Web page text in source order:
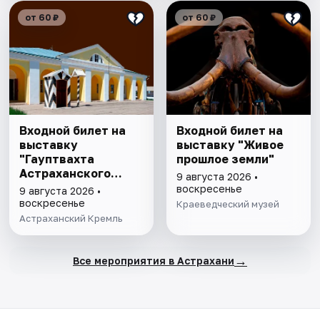
от 60 ₽
Входной билет на
выставку
"Гауптвахта
Астраханского
гарнизона. XIX в."
9 августа 2026 •
воскресенье
Астраханский Кремль
от 60 ₽
Входной билет на
выставку "Живое
прошлое земли"
9 августа 2026 •
воскресенье
Краеведческий музей
Все мероприятия в Астрахани →